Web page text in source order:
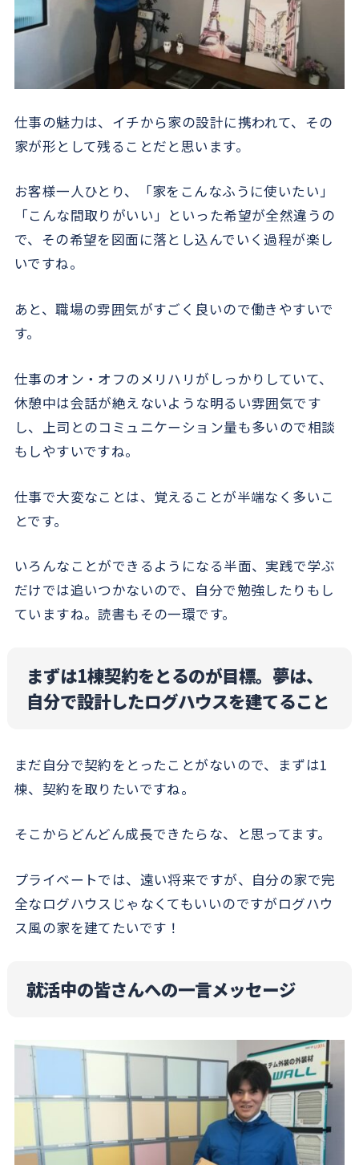
仕事の魅力は、イチから家の設計に携われて、その
家が形として残ることだと思います。
お客様一人ひとり、「家をこんなふうに使いたい」
「こんな間取りがいい」といった希望が全然違うの
で、その希望を図面に落とし込んでいく過程が楽し
いですね。
あと、職場の雰囲気がすごく良いので働きやすいで
す。
仕事のオン・オフのメリハリがしっかりしていて、
休憩中は会話が絶えないような明るい雰囲気です
し、上司とのコミュニケーション量も多いので相談
もしやすいですね。
仕事で大変なことは、覚えることが半端なく多いこ
とです。
いろんなことができるようになる半面、実践で学ぶ
だけでは追いつかないので、自分で勉強したりもし
ていますね。読書もその一環です。
まずは1棟契約をとるのが目標。夢は、
自分で設計したログハウスを建てること
まだ自分で契約をとったことがないので、まずは1
棟、契約を取りたいですね。
そこからどんどん成長できたらな、と思ってます。
プライベートでは、遠い将来ですが、自分の家で完
全なログハウスじゃなくてもいいのですがログハウ
ス風の家を建てたいです！
就活中の皆さんへの一言メッセージ